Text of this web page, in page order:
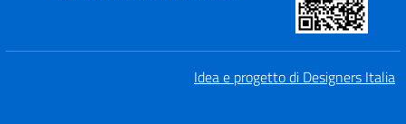
Idea e progetto di Designers Italia